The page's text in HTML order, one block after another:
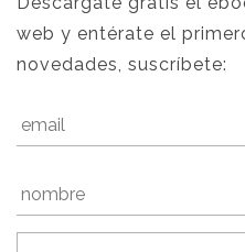
web y entérate el
novedades, suscríbete: